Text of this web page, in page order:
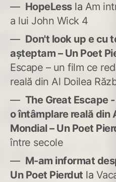
HopeLessla Am
a lui John Wick 4
Don't look up e cu
așteptam – Un Poet
Escape – un film ce
reală din Al Doilea
The Great Escape
o întâmplare reală din
Mondial – Un Poet
între secole
M-am informat
Un Poet Pierdut la